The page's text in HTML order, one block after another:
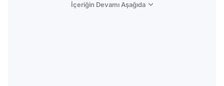
İçeriğin Devamı Aşağıda